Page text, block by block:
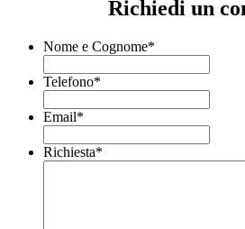
Richiedi un
Nome e Cognome*
Telefono*
Email*
Richiesta*